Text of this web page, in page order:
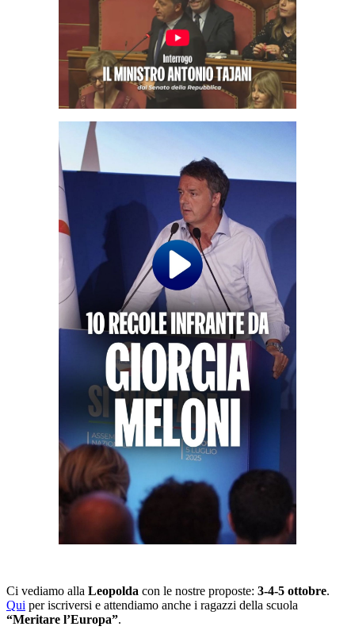
Ci vediamo alla Leopolda con le nostre proposte: 3-4-5 ottobre.
Qui per iscriversi e attendiamo anche i ragazzi della scuola
“Meritare l’Europa”.